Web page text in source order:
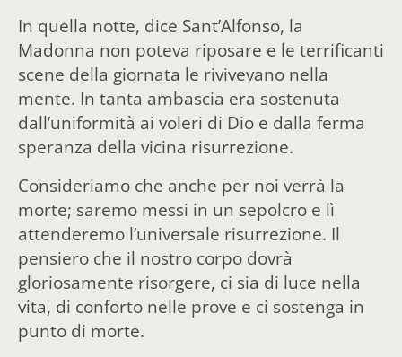
In quella notte, dice Sant’Alfonso, la
Madonna non poteva riposare e le terrificanti
scene della giornata le rivivevano nella
mente. In tanta ambascia era sostenuta
dall’uniformità ai voleri di Dio e dalla ferma
speranza della vicina risurrezione.
Consideriamo che anche per noi verrà la
morte; saremo messi in un sepolcro e lì
attenderemo l’universale risurrezione. Il
pensiero che il nostro corpo dovrà
gloriosamente risorgere, ci sia di luce nella
vita, di conforto nelle prove e ci sostenga in
punto di morte.